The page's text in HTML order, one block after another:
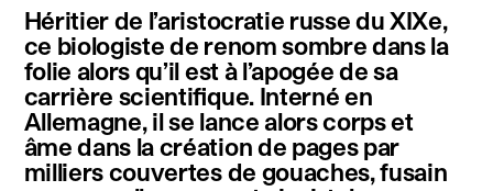
français english
Héritier de l’aristocratie russe du XIXe,
ce biologiste de renom sombre dans la
folie alors qu’il est à l’apogée de sa
carrière scientifique. Interné en
Allemagne, il se lance alors corps et
âme dans la création de pages par
milliers couvertes de gouaches, fusain